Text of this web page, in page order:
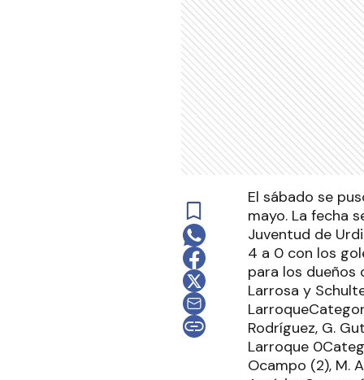
El sábado se
mayo. La fecha
Juventud de
4 a 0 con los
para los dueños
Larrosa y
Rodríguez, G.
Larroque
Ocampo (2), M.